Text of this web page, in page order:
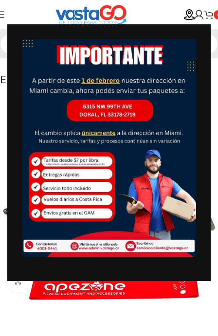
Equipo de entrenamiento AB Cerasus Sport
Clic para ampliar